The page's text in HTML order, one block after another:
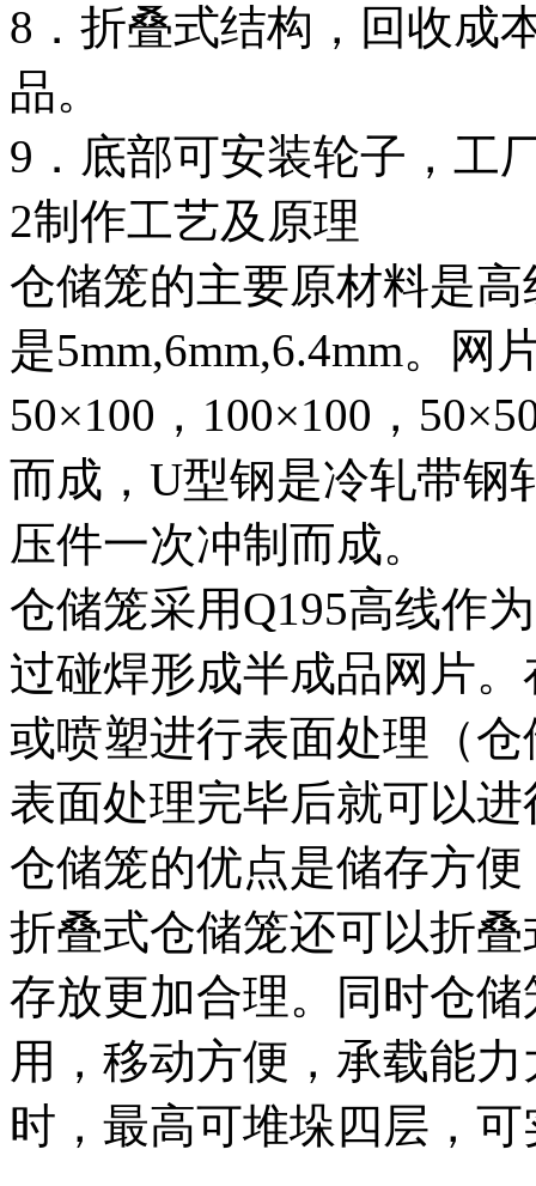
8．折叠式结构，回收成
品。
9．底部可安装轮子，工
2制作工艺及原理
仓储笼的主要原材料是
是5mm,6mm,6.4mm。网
50×100，100×100，
而成，U型钢是冷轧带钢
压件一次冲制而成。
仓储笼采用Q195高线作
过碰焊形成半成品网片
或喷塑进行表面处理（
表面处理完毕后就可以
仓储笼的优点是储存方
折叠式仓储笼还可以折
存放更加合理。同时仓
用，移动方便，承载能
时，最高可堆垛四层，